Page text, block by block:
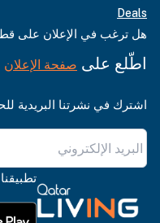
Deals
هل ترغب في الإعلان على
اطّلع على صفحة الإعلان
اشترك في نشرتنا البريدية